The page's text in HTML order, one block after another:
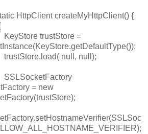
HttpClient createMyHttpClient() {
trustStore =
null, null);
= new